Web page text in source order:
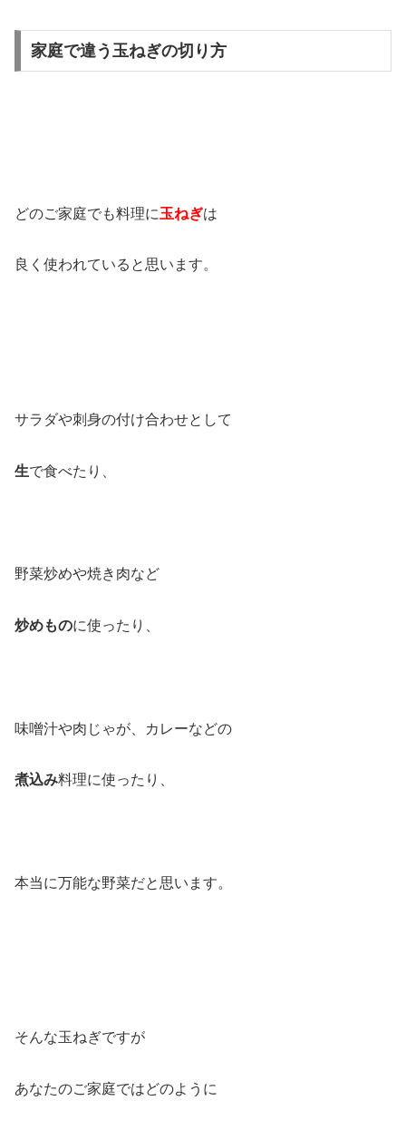
家庭で違う玉ねぎの切り方
どのご家庭でも料理に玉ねぎは
良く使われていると思います。
サラダや刺身の付け合わせとして
生で食べたり、
野菜炒めや焼き肉など
炒めものに使ったり、
味噌汁や肉じゃが、カレーなどの
煮込み料理に使ったり、
本当に万能な野菜だと思います。
そんな玉ねぎですが
あなたのご家庭ではどのように